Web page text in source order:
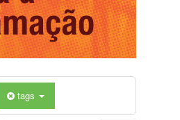
tags